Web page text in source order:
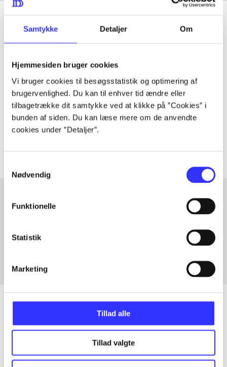
Samtykke Detaljer Om
Hjemmesiden bruger cookies
Vi bruger cookies til besøgsstatistik og optimering af
brugervenlighed. Du kan til enhver tid ændre eller
tilbagetrække dit samtykke ved at klikke på ”Cookies” i
bunden af siden. Du kan læse mere om de anvendte
cookies under ”Detaljer”.
Nødvendig
Funktionelle
Statistik
Marketing
Tillad alle
Tillad valgte
Tidsskrift
lorem ipsum dolor sit amet ...
Tidsskrift
Artiklerne i handler ofte om
Fra
Artikler
Alle registrerede artikler fordelt på udgivelser